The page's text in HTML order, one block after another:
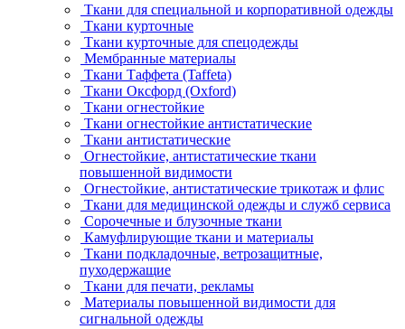
Ткани для специальной и корпоративной одежды
Ткани курточные
Ткани курточные для спецодежды
Мембранные материалы
Ткани Таффета (Taffeta)
Ткани Оксфорд (Oxford)
Ткани огнестойкие
Ткани огнестойкие антистатические
Ткани антистатические
Огнестойкие, антистатические ткани
повышенной видимости
Огнестойкие, антистатические трикотаж и флис
Ткани для медицинской одежды и служб сервиса
Сорочечные и блузочные ткани
Камуфлирующие ткани и материалы
Ткани подкладочные, ветрозащитные,
пуходержащие
Ткани для печати, рекламы
Материалы повышенной видимости для
сигнальной одежды